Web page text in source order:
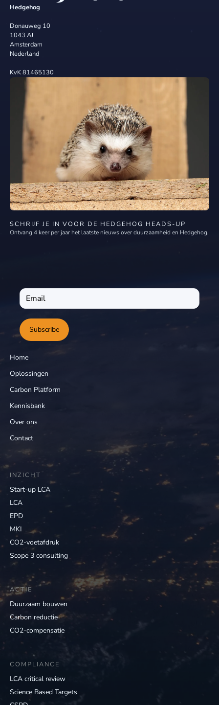
Hedgehog
Donauweg 10
1043 AJ
Amsterdam
Nederland
KvK 81465130
SCHRIJF JE IN VOOR DE HEDGEHOG HEADS-UP
Ontvang 4 keer per jaar het laatste nieuws over duurzaamheid en Hedgehog.
Subscribe
Home
Oplossingen
Carbon Platform
Kennisbank
Over ons
Contact
INZICHT
Start-up LCA
LCA
EPD
MKI
CO2-voetafdruk
Scope 3 consulting
ACTIE
Duurzaam bouwen
Carbon reductie
CO2-compensatie
COMPLIANCE
LCA critical review
Science Based Targets